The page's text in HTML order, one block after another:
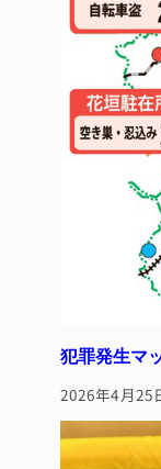
犯罪発生マ
2026年4月25